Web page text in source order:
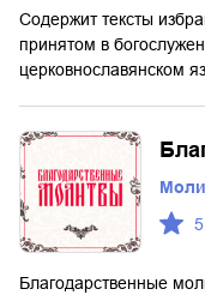
Содержит тексты
принятом в
церковнославянском
5
Благодарственные